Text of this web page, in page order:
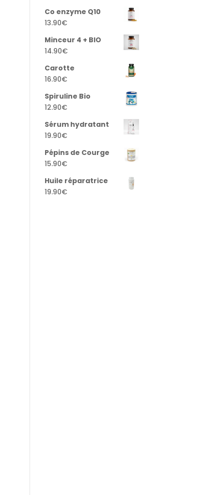
Co enzyme Q10
13.90€
Minceur 4 + BIO
14.90€
Carotte
16.90€
Spiruline Bio
12.90€
Sérum hydratant
19.90€
Pépins de Courge
15.90€
Huile réparatrice
19.90€